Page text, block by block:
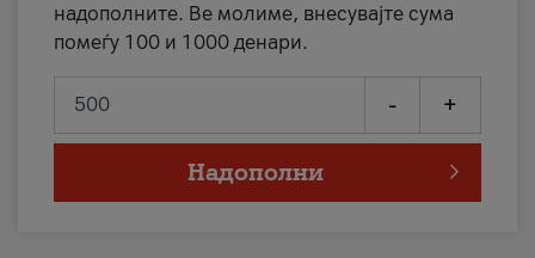
надополните. Ве молиме, внесувајте сума
помеѓу 100 и 1000 денари.
- +
Надополни